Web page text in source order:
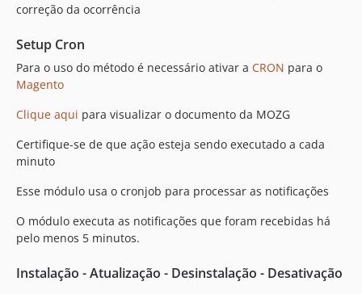
correção da ocorrência
Setup Cron
Para o uso do método é necessário ativar a CRON para o
Magento
Clique aqui para visualizar o documento da MOZG
Certifique-se de que ação esteja sendo executado a cada
minuto
Esse módulo usa o cronjob para processar as notificações
O módulo executa as notificações que foram recebidas há
pelo menos 5 minutos.
Instalação - Atualização - Desinstalação - Desativação